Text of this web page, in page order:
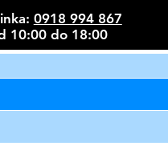
0918 994 867
10:00 do 18:00